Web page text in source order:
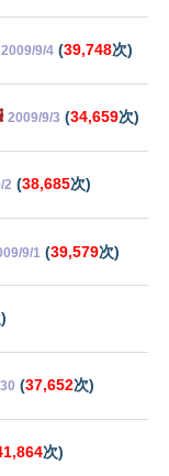
2009/9/4 (39,748次)
2009/9/3 (34,659次)
2 (38,685次)
9/1 (39,579次)
(37,652次)
次)